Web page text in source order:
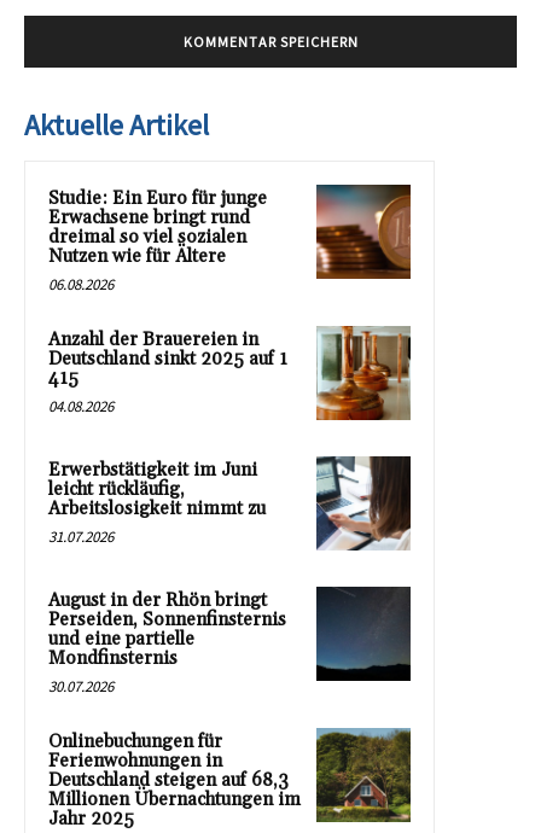
Aktuelle Artikel
Studie: Ein Euro für junge
Erwachsene bringt rund
dreimal so viel sozialen
Nutzen wie für Ältere
06.08.2026
Anzahl der Brauereien in
Deutschland sinkt 2025 auf 1
415
04.08.2026
Erwerbstätigkeit im Juni
leicht rückläufig,
Arbeitslosigkeit nimmt zu
31.07.2026
August in der Rhön bringt
Perseiden, Sonnenfinsternis
und eine partielle
Mondfinsternis
30.07.2026
Onlinebuchungen für
Ferienwohnungen in
Deutschland steigen auf 68,3
Millionen Übernachtungen im
Jahr 2025